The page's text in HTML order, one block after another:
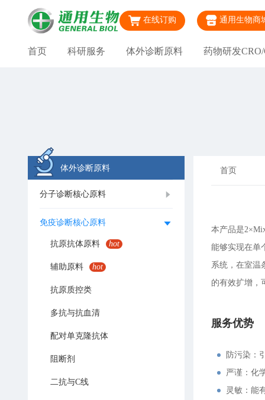
在线订购 通用生物商
首页 科研服务 体外诊断原料 药物研发
体外诊断原料
分子诊断核心原料
免疫诊断核心原料
抗原抗体原料 hot
辅助原料 hot
抗原质控类
多抗与抗血清
配对单克隆抗体
阻断剂
二抗与C线
首页
本产品是
能够实现在单
系统，在室温
的有效扩增，
服务优势
防污染：
严谨：化
灵敏：能